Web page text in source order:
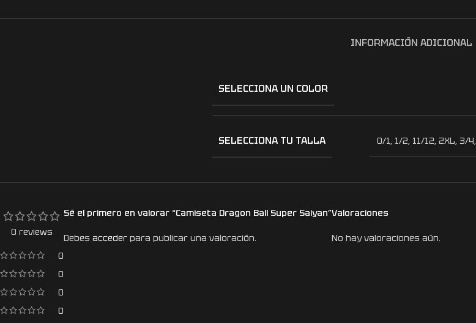
INFORMACIÓN ADICIONAL
SELECCIONA UN COLOR
SELECCIONA TU TALLA 0/1, 1/2, 11/12, 2XL, 3/4,
0 reviews
0
0
0
0
Valoraciones
No hay valoraciones aún.
Sé el primero en valorar “Camiseta Dragon Ball Super Saiyan”
Debes acceder para publicar una valoración.